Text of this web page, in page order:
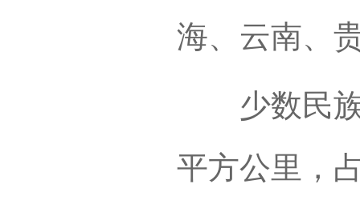
海、云南、
少数民族
平方公里，